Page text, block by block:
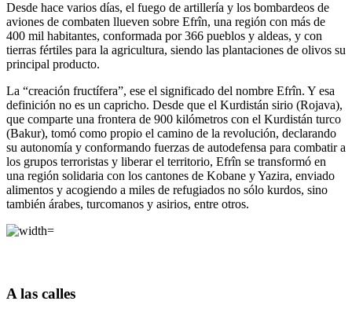
Desde hace varios días, el fuego de artillería y los bombardeos de
aviones de combaten llueven sobre Efrîn, una región con más de
400 mil habitantes, conformada por 366 pueblos y aldeas, y con
tierras fértiles para la agricultura, siendo las plantaciones de olivos su
principal producto.
La “creación fructífera”, ese el significado del nombre Efrîn. Y esa
definición no es un capricho. Desde que el Kurdistán sirio (Rojava),
que comparte una frontera de 900 kilómetros con el Kurdistán turco
(Bakur), tomó como propio el camino de la revolución, declarando
su autonomía y conformando fuerzas de autodefensa para combatir a
los grupos terroristas y liberar el territorio, Efrîn se transformó en
una región solidaria con los cantones de Kobane y Yazira, enviado
alimentos y acogiendo a miles de refugiados no sólo kurdos, sino
también árabes, turcomanos y asirios, entre otros.
A las calles